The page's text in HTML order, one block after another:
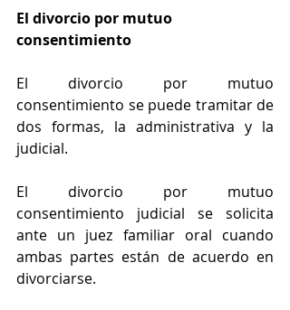
El divorcio por mutuo
consentimiento
El divorcio por mutuo
consentimiento se puede tramitar de
dos formas, la administrativa y la
judicial.
El divorcio por mutuo
consentimiento judicial se solicita
ante un juez familiar oral cuando
ambas partes están de acuerdo en
divorciarse.